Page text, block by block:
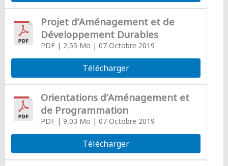
Projet d’Aménagement et de
Développement Durables
PDF| 2,55 Mo | 07 Octobre 2019
Télécharger
Orientations d’Aménagement et
de Programmation
PDF| 9,03 Mo | 07 Octobre 2019
Télécharger